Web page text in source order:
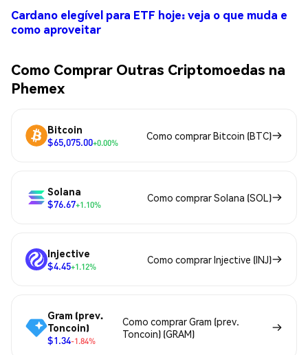
Cardano elegível para ETF hoje: veja o que muda e
como aproveitar
Como Comprar Outras Criptomoedas na
Phemex
Bitcoin
$65,075.00+0.00%
Como comprar Bitcoin (BTC)
Solana
$76.67+1.10%
Como comprar Solana (SOL)
Injective
$4.45+1.12%
Como comprar Injective (INJ)
Gram (prev.
Toncoin)
$1.34-1.84%
Como comprar Gram (prev.
Toncoin) (GRAM)